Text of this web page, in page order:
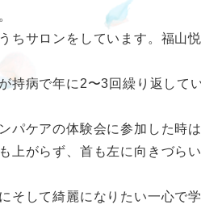
ちサロンをしています。福山
持病で年に2〜3回繰り返して
パケアの体験会に参加した時
上がらず、首も左に向きづら
そして綺麗になりたい一心で